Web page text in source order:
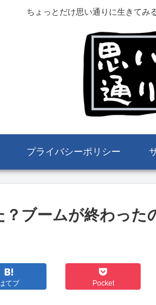
ちょっとだけ思い通りに生きてみ
プライバシーポリシー
？ブームが終わった
てブ Pocket